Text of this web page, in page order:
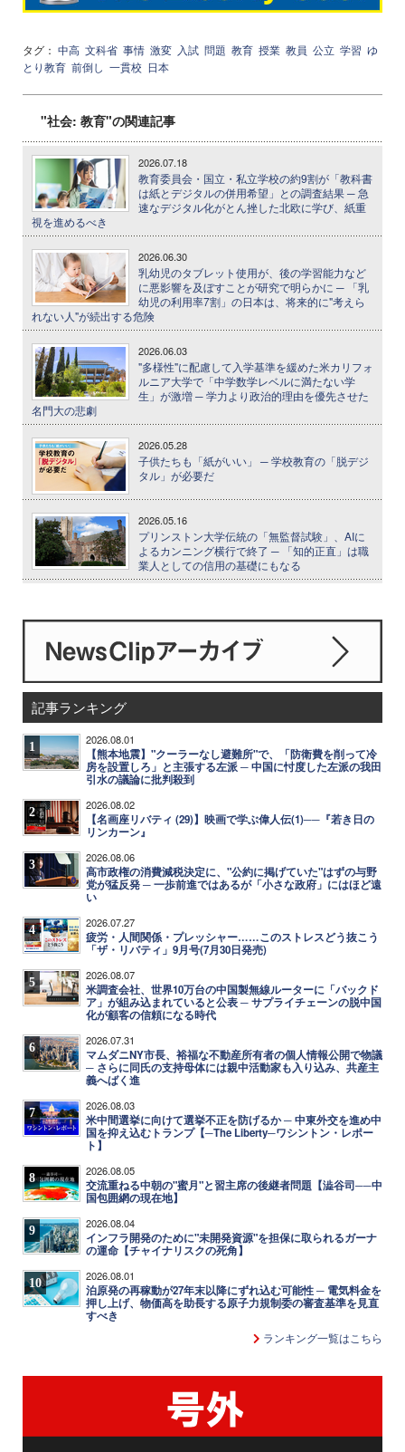
タグ： 中高 文科省 事情 激変 入試 問題 教育 授業 教員 公立 学習 ゆ
とり教育 前倒し 一貫校 日本
"社会: 教育"の関連記事
2026.07.18
教育委員会・国立・私立学校の約9割が「教科書
は紙とデジタルの併用希望」との調査結果 ─ 急
速なデジタル化がとん挫した北欧に学び、紙重
視を進めるべき
2026.06.30
乳幼児のタブレット使用が、後の学習能力など
に悪影響を及ぼすことが研究で明らかに ─ 「乳
幼児の利用率7割」の日本は、将来的に"考えら
れない人"が続出する危険
2026.06.03
"多様性"に配慮して入学基準を緩めた米カリフォ
ルニア大学で「中学数学レベルに満たない学
生」が激増 ─ 学力より政治的理由を優先させた
名門大の悲劇
2026.05.28
子供たちも「紙がいい」 ─ 学校教育の「脱デジ
タル」が必要だ
2026.05.16
プリンストン大学伝統の「無監督試験」、AIに
よるカンニング横行で終了 ─ 「知的正直」は職
業人としての信用の基礎にもなる
記事ランキング
1 2026.08.01
【熊本地震】"クーラーなし避難所"で、「防衛費を削って冷
房を設置しろ」と主張する左派 ─ 中国に忖度した左派の我田
引水の議論に批判殺到
2 2026.08.02
【名画座リバティ (29)】映画で学ぶ偉人伝(1)──『若き日の
リンカーン』
3 2026.08.06
高市政権の消費減税決定に、"公約に掲げていた"はずの与野
党が猛反発 ─ 一歩前進ではあるが「小さな政府」にはほど遠
い
4 2026.07.27
疲労・人間関係・プレッシャー……このストレスどう抜こう
「ザ・リバティ」9月号(7月30日発売)
5 2026.08.07
米調査会社、世界10万台の中国製無線ルーターに「バックド
ア」が組み込まれていると公表 ─ サプライチェーンの脱中国
化が顧客の信頼になる時代
6 2026.07.31
マムダニNY市長、裕福な不動産所有者の個人情報公開で物議
─ さらに同氏の支持母体には親中活動家も入り込み、共産主
義へばく進
7 2026.08.03
米中間選挙に向けて選挙不正を防げるか ─ 中東外交を進め中
国を抑え込むトランプ【─The Liberty─ワシントン・レポー
ト】
8 2026.08.05
交流重ねる中朝の"蜜月"と習主席の後継者問題【澁谷司──中
国包囲網の現在地】
9 2026.08.04
インフラ開発のために"未開発資源"を担保に取られるガーナ
の運命【チャイナリスクの死角】
10 2026.08.01
泊原発の再稼動が27年末以降にずれ込む可能性 ─ 電気料金を
押し上げ、物価高を助長する原子力規制委の審査基準を見直
すべき
ランキング一覧はこちら